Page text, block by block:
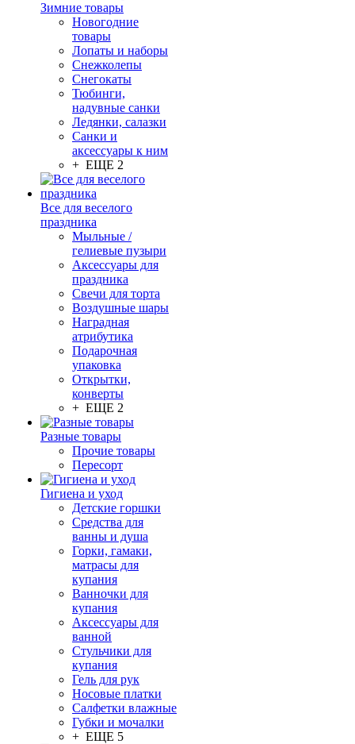
Зимние товары
Новогодние
товары
Лопаты и наборы
Снежколепы
Снегокаты
Тюбинги,
надувные санки
Ледянки, салазки
Санки и
аксессуары к ним
+ ЕЩЕ 2
Все для веселого
праздника
Мыльные /
гелиевые пузыри
Аксессуары для
праздника
Свечи для торта
Воздушные шары
Наградная
атрибутика
Подарочная
упаковка
Открытки,
конверты
+ ЕЩЕ 2
Разные товары
Прочие товары
Пересорт
Гигиена и уход
Детские горшки
Средства для
ванны и душа
Горки, гамаки,
матрасы для
купания
Ванночки для
купания
Аксессуары для
ванной
Стульчики для
купания
Гель для рук
Носовые платки
Салфетки влажные
Губки и мочалки
+ ЕЩЕ 5